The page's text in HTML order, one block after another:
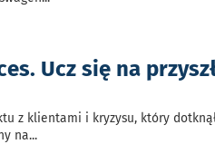
Ucz się na
z klientami i kryzysu, który
na...